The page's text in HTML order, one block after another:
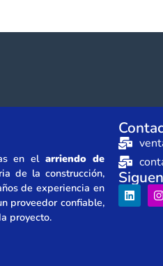
en elarriendo de
de la construcción,
de experiencia en
proveedor confiable,
proyecto.